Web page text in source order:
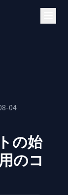
04
の始
のコ